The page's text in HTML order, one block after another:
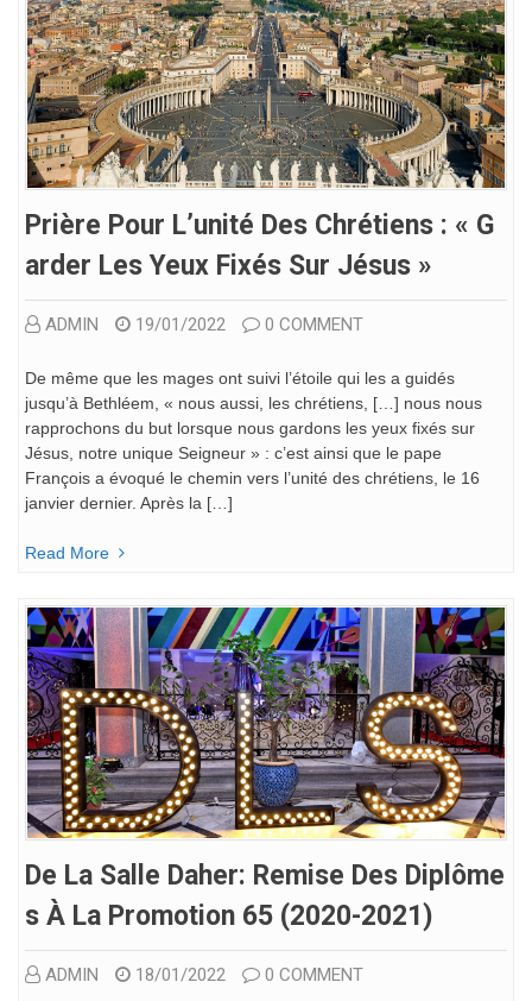
Prière Pour L’unité Des Chrétiens : « G
Arder Les Yeux Fixés Sur Jésus »
ADMIN 19/01/2022 0 COMMENT
De même que les mages ont suivi l’étoile qui les a guidés
jusqu’à Bethléem, « nous aussi, les chrétiens, […] nous nous
rapprochons du but lorsque nous gardons les yeux fixés sur
Jésus, notre unique Seigneur » : c’est ainsi que le pape
François a évoqué le chemin vers l’unité des chrétiens, le 16
janvier dernier. Après la […]
Read More
De La Salle Daher: Remise Des Diplôme
S À La Promotion 65 (2020-2021)
ADMIN 18/01/2022 0 COMMENT